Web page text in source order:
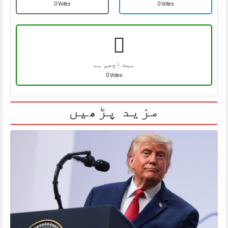
0 Votes 0 Votes
بہت اچھی ہے
0 Votes
مزید پڑھیں